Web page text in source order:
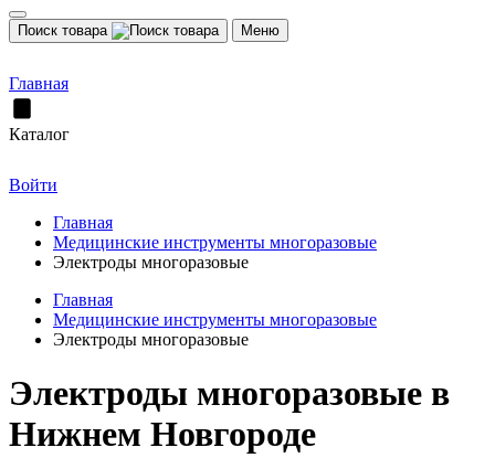
Поиск товара Меню
Главная
Каталог
Войти
Главная
Медицинские инструменты многоразовые
Электроды многоразовые
Главная
Медицинские инструменты многоразовые
Электроды многоразовые
Электроды многоразовые в
Нижнем Новгороде